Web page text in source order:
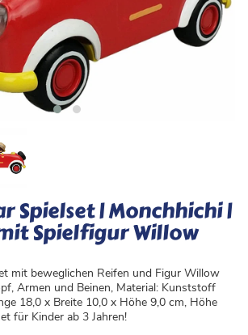
Spielset | Monchhichi |
Spielfigur Willow
mit beweglichen Reifen und Figur Willow
Armen und Beinen, Material: Kunststoff
18,0 x Breite 10,0 x Höhe 9,0 cm, Höhe
für Kinder ab 3 Jahren!